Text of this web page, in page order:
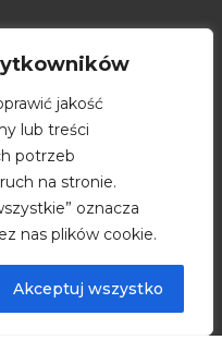
jakość
lub treści
potrzeb
na stronie.
oznacza
nas plików cookie.
Akceptuj wszystko